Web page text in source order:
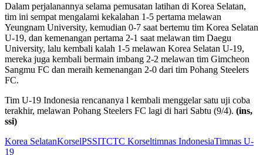
Dalam perjalanannya selama pemusatan latihan di Korea Selatan,
tim ini sempat mengalami kekalahan 1-5 pertama melawan
Yeungnam University, kemudian 0-7 saat bertemu tim Korea Selatan
U-19, dan kemenangan pertama 2-1 saat melawan tim Daegu
University, lalu kembali kalah 1-5 melawan Korea Selatan U-19,
mereka juga kembali bermain imbang 2-2 melawan tim Gimcheon
Sangmu FC dan meraih kemenangan 2-0 dari tim Pohang Steelers
FC.
Tim U-19 Indonesia rencananya l kembali menggelar satu uji coba
terakhir, melawan Pohang Steelers FC lagi di hari Sabtu (9/4). (ins,
ssi)
Korea SelatanKorselPSSITCTC Korseltimnas IndonesiaTimnas U-
19